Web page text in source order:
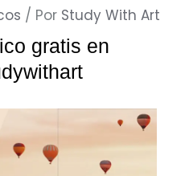
/ Por Study With Art
gratis en
s
t
a
m